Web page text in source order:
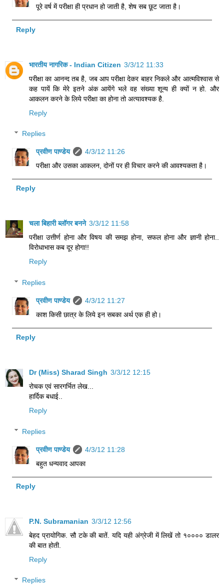
पूरे वर्ष में परीक्षा ही प्रधान हो जाती है, शेष सब छूट जाता है।
Reply
भारतीय नागरिक - Indian Citizen 3/3/12 11:33
परीक्षा का आनन्द तब है, जब आप परीक्षा देकर बाहर निकले और आत्मविश्वास से
कह पायें कि मेरे इतने अंक आयेंगे भले वह संख्या शून्य ही क्यों न हो. और
आकलन करने के लिये परीक्षा का होना तो अत्यावश्यक है.
Reply
Replies
प्रवीण पाण्डेय
4/3/12 11:26
परीक्षा और उसका आकलन, दोनों पर ही विचार करने की आवश्यकता है।
Reply
चला बिहारी ब्लॉगर बनने 3/3/12 11:58
परीक्षा उत्तीर्ण होना और विषय की समझ होना, सफल होना और ज्ञानी होना..
विरोधाभास कब दूर होगा!!
Reply
Replies
प्रवीण पाण्डेय
4/3/12 11:27
काश किसी छात्र के लिये इन सबका अर्थ एक ही हो।
Reply
Dr (Miss) Sharad Singh 3/3/12 12:15
रोचक एवं सारगर्भित लेख...
हार्दिक बधाई..
Reply
Replies
प्रवीण पाण्डेय
4/3/12 11:28
बहुत धन्यवाद आपका
Reply
P.N. Subramanian 3/3/12 12:56
बेहद प्रायोगिक. सौ टके की बातें. यदि यही अंग्रेजी में लिखें तो १०००० डालर
की बात होती.
Reply
Replies